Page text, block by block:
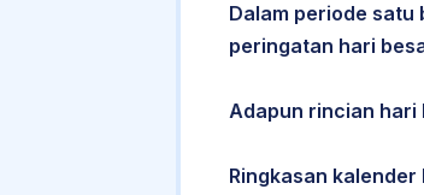
Dalam periode
peringatan hari
Adapun rincian hari
Ringkasan